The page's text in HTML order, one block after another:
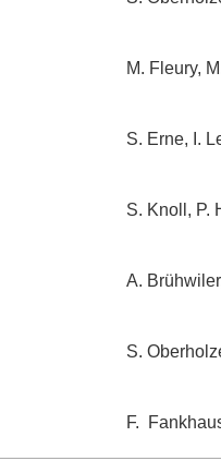
M. Fleury,
S. Erne, I.
S. Knoll, P.
A.
S.
F.